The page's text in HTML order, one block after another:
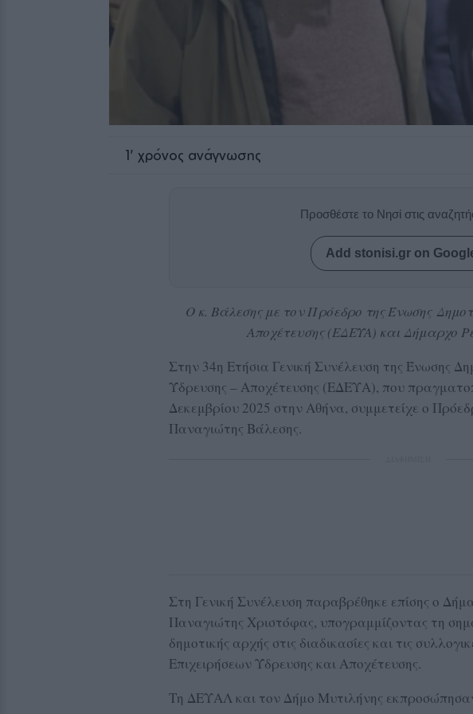
1' χρόνος ανάγνωσης
Προσθέστε το Νησί στις
Add stonisi.gr on
Ο κ. Βάλεσης με τον Πρόεδρο της Ένωσης
Αποχέτευσης (ΕΔΕΥΑ) και Δήμαρχο
Στην 34η Ετήσια Γενική Συνέλευση της Ένωσης
Ύδρευσης – Αποχέτευσης (ΕΔΕΥΑ), που
Δεκεμβρίου 2025 στην Αθήνα, συμμετείχε ο
Παναγιώτης Βάλεσης.
Στη Γενική Συνέλευση παραβρέθηκε επίσης ο
Παναγιώτης Χριστόφας, υπογραμμίζοντας τη
δημοτικής αρχής στις διαδικασίες και τις
Επιχειρήσεων Ύδρευσης και Αποχέτευσης.
Τη ΔΕΥΑΛ και τον Δήμο Μυτιλήνης